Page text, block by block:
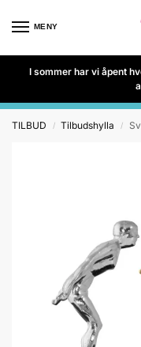
MENY
I sommer har vi åpent
TILBUD / Tilbudshylla /